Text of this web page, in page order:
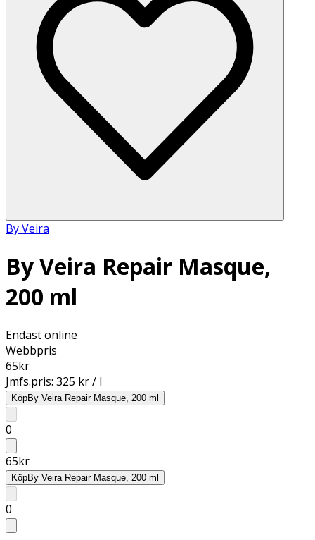
By Veira
By Veira Repair Masque,
200 ml
Endast online
Webbpris
65kr
Jmfs.pris: 325 kr / l
KöpBy Veira Repair Masque, 200 ml
0
65kr
KöpBy Veira Repair Masque, 200 ml
0